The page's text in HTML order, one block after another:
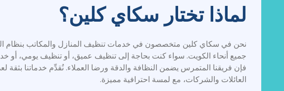
لماذا تختار سكاي كلين؟
نحن في سكاي كلين متخصصون في خدمات تنظيف المنازل والمكاتب بنظام
جميع أنحاء الكويت. سواء كنت بحاجة إلى تنظيف عميق، أو تنظيف يومي، أو
فإن فريقنا المتمرس يضمن النظافة والدقة ورضا العملاء. نُقدِّم خدماتنا بثقة
العائلات والشركات، مع لمسة احترافية مميزة.